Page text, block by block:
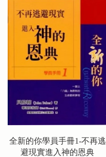
全新的你學員手冊1-不再逃
避現實進入神的恩典